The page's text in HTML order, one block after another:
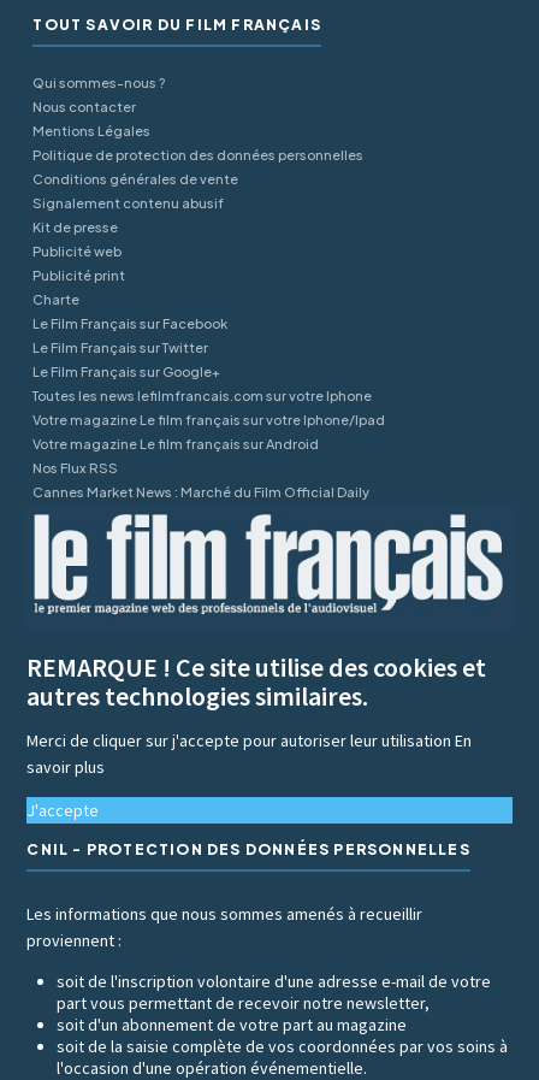
TOUT SAVOIR DU FILM FRANÇAIS
Qui sommes-nous ?
Nous contacter
Mentions Légales
Politique de protection des données personnelles
Conditions générales de vente
Signalement contenu abusif
Kit de presse
Publicité web
Publicité print
Charte
Le Film Français sur Facebook
Le Film Français sur Twitter
Le Film Français sur Google+
Toutes les news lefilmfrancais.com sur votre Iphone
Votre magazine Le film français sur votre Iphone/Ipad
Votre magazine Le film français sur Android
Nos Flux RSS
Cannes Market News : Marché du Film Official Daily
REMARQUE ! Ce site utilise des cookies et
autres technologies similaires.
Merci de cliquer sur j'accepte pour autoriser leur utilisationEn
savoir plus
J'accepte
CNIL - PROTECTION DES DONNÉES PERSONNELLES
Les informations que nous sommes amenés à recueillir
proviennent :
soit de l'inscription volontaire d'une adresse e-mail de votre
part vous permettant de recevoir notre newsletter,
soit d'un abonnement de votre part au magazine
soit de la saisie complète de vos coordonnées par vos soins à
l'occasion d'une opération événementielle.